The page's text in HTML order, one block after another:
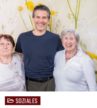
PostedSOZIALES